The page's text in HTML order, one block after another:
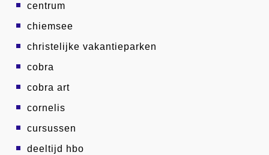
centrum
chiemsee
christelijke vakantieparken
cobra
cobra art
cornelis
cursussen
deeltijd hbo